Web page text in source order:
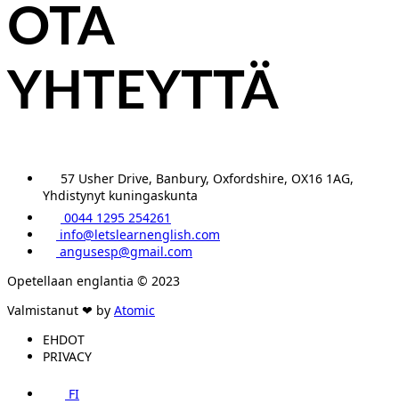
OTA
YHTEYTTÄ
57 Usher Drive, Banbury, Oxfordshire, OX16 1AG,
Yhdistynyt kuningaskunta
0044 1295 254261
info@letslearnenglish.com
angusesp@gmail.com
Opetellaan englantia © 2023
Valmistanut ❤ by Atomic
EHDOT
PRIVACY
FI